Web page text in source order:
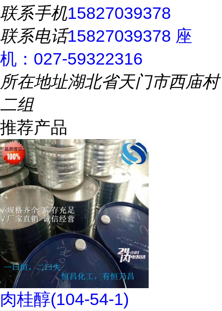
联系手机15827039378
联系电话15827039378 座
机：027-59322316
所在地址湖北省天门市西庙村
二组
推荐产品
肉桂醇(104-54-1)